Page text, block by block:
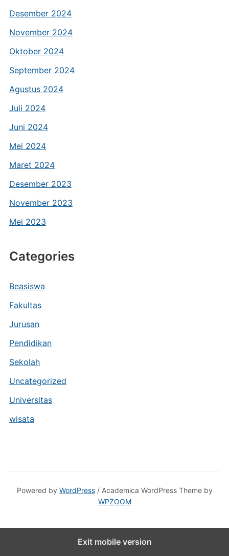
Desember 2024
November 2024
Oktober 2024
September 2024
Agustus 2024
Juli 2024
Juni 2024
Mei 2024
Maret 2024
Desember 2023
November 2023
Mei 2023
Categories
Beasiswa
Fakultas
Jurusan
Pendidikan
Sekolah
Uncategorized
Universitas
wisata
Powered by WordPress/ Academica WordPress Theme by
WPZOOM
Exit mobile version